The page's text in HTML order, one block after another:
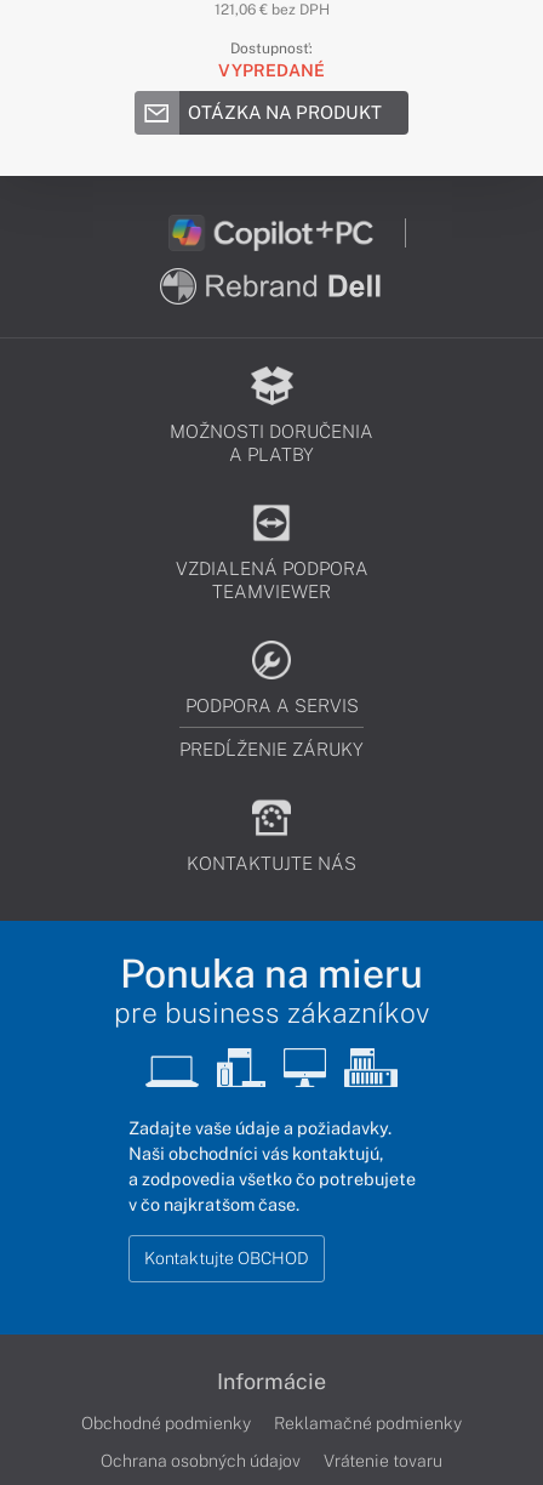
121,06 € bez DPH
Dostupnosť:
VYPREDANÉ
OTÁZKA NA PRODUKT
MOŽNOSTI DORUČENIA
A PLATBY
VZDIALENÁ PODPORA
TEAMVIEWER
PODPORA A SERVIS
PREDĹŽENIE ZÁRUKY
KONTAKTUJTE NÁS
Ponuka na mieru
pre business zákazníkov
Zadajte vaše údaje a požiadavky.
Naši obchodníci vás kontaktujú,
a zodpovedia všetko čo potrebujete
v čo najkratšom čase.
Kontaktujte OBCHOD
Informácie
Obchodné podmienky
Reklamačné podmienky
Ochrana osobných údajov
Vrátenie tovaru